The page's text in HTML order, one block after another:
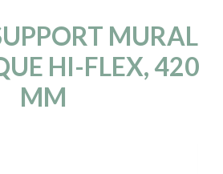
MURAL
HI-FLEX, 420
MM